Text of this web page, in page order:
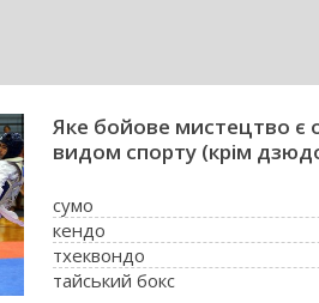
Яке бойове мистецтво є
видом спорту (крім
сумо
кендо
тхеквондо
тайський бокс